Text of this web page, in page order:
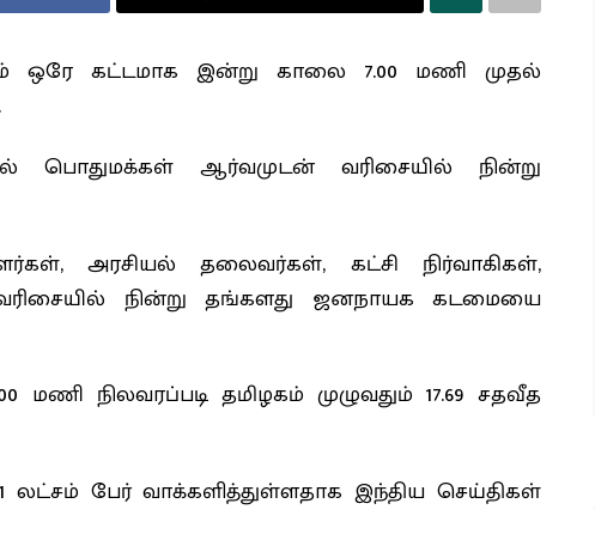
ஒரே கட்டமாக இன்று காலை 7.00 மணி முதல்
பொதுமக்கள் ஆர்வமுடன் வரிசையில் நின்று
அரசியல் தலைவர்கள், கட்சி நிர்வாகிகள்,
நின்று தங்களது ஜனநாயக கடமையை
நிலவரப்படி தமிழகம் முழுவதும் 17.69 சதவீத
பேர் வாக்களித்துள்ளதாக இந்திய செய்திகள்